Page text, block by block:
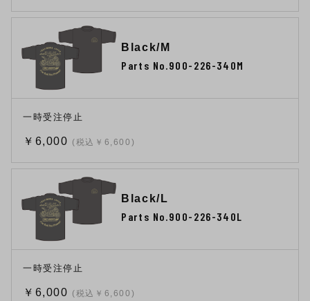
Black/M
Parts No.900-226-340M
一時受注停止
￥6,000 (税込￥6,600)
Black/L
Parts No.900-226-340L
一時受注停止
￥6,000 (税込￥6,600)